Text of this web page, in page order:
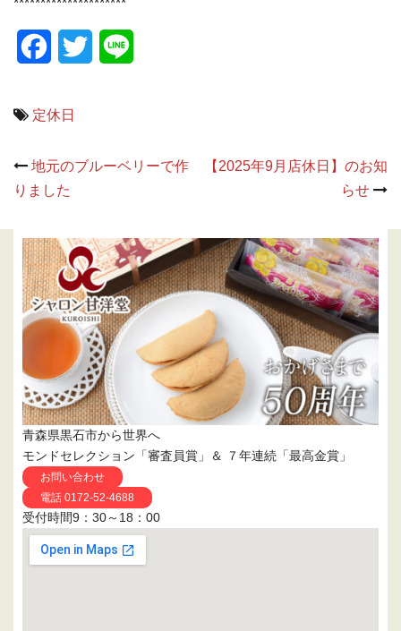
FacebookTwitter
定休日
Post
navigation
地元のブルーベリーで作
りました
【2025年9月店休日】のお知
らせ
青森県黒石市から世界へ
モンドセレクション「審査員賞」＆ ７年連続「最高金賞」
お問い合わせ
電話 0172-52-4688
受付時間9：30～18：00